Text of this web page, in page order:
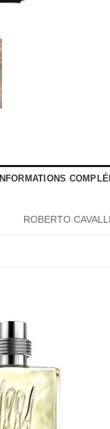
INFORMATIONS
ROBERTO CAVALLI